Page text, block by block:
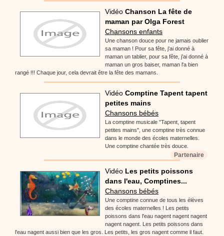
Vidéo Chanson La fête de
maman par Olga Forest
Chansons enfants
Une chanson douce pour ne jamais oublier
sa maman ! Pour sa fête, j'ai donné à
maman un tablier, pour sa fête, j'ai donné à
maman un gros baiser, maman l'a bien
rangé !!! Chaque jour, cela devrait être la fête des mamans.
Vidéo Comptine Tapent tapent
petites mains
Chansons bébés
La comptine musicale "Tapent, tapent
petites mains", une comptine très connue
dans le monde des écoles maternelles.
Une comptine chantée très douce.
Partenaire
Vidéo Les petits poissons
dans l'eau, Comptines...
Chansons bébés
Une comptine connue de tous les élèves
des écoles maternelles ! Les petits
poissons dans l'eau nagent nagent nagent
nagent nagent. Les petits poissons dans
l'eau nagent aussi bien que les gros. Les petits, les gros nagent comme il faut.